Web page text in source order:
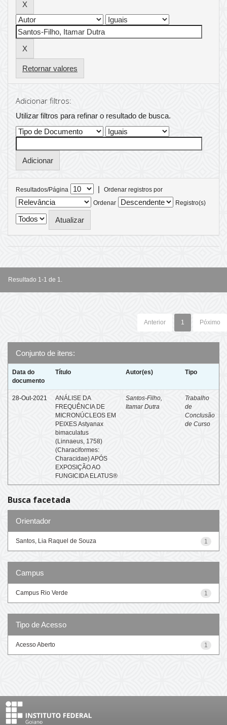
Retornar valores
Adicionar filtros:
Utilizar filtros para refinar o resultado de busca.
Resultados/Página |
Ordenar registros por
Ordenar
Registro(s)
Resultado 1-1 de 1.
Anterior 1 Póximo
Conjunto de itens:
Data do
documento
Título Autor(es) Tipo
28-Out-2021
ANÁLISE DA
FREQUÊNCIA DE
MICRONÚCLEOS EM
PEIXES Astyanax
bimaculatus
(Linnaeus, 1758)
(Characiformes:
Characidae) APÓS
EXPOSIÇÃO AO
FUNGICIDA ELATUS®
Santos-Filho,
Itamar Dutra
Trabalho
de
Conclusão
de Curso
Busca facetada
Orientador
1
Santos, Lia Raquel de Souza
Campus
1
Campus Rio Verde
Tipo de Acesso
1
Acesso Aberto